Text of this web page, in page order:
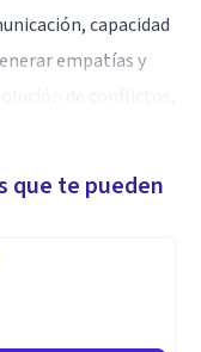
capacidad
empatías y
Enseñanza
que te pueden